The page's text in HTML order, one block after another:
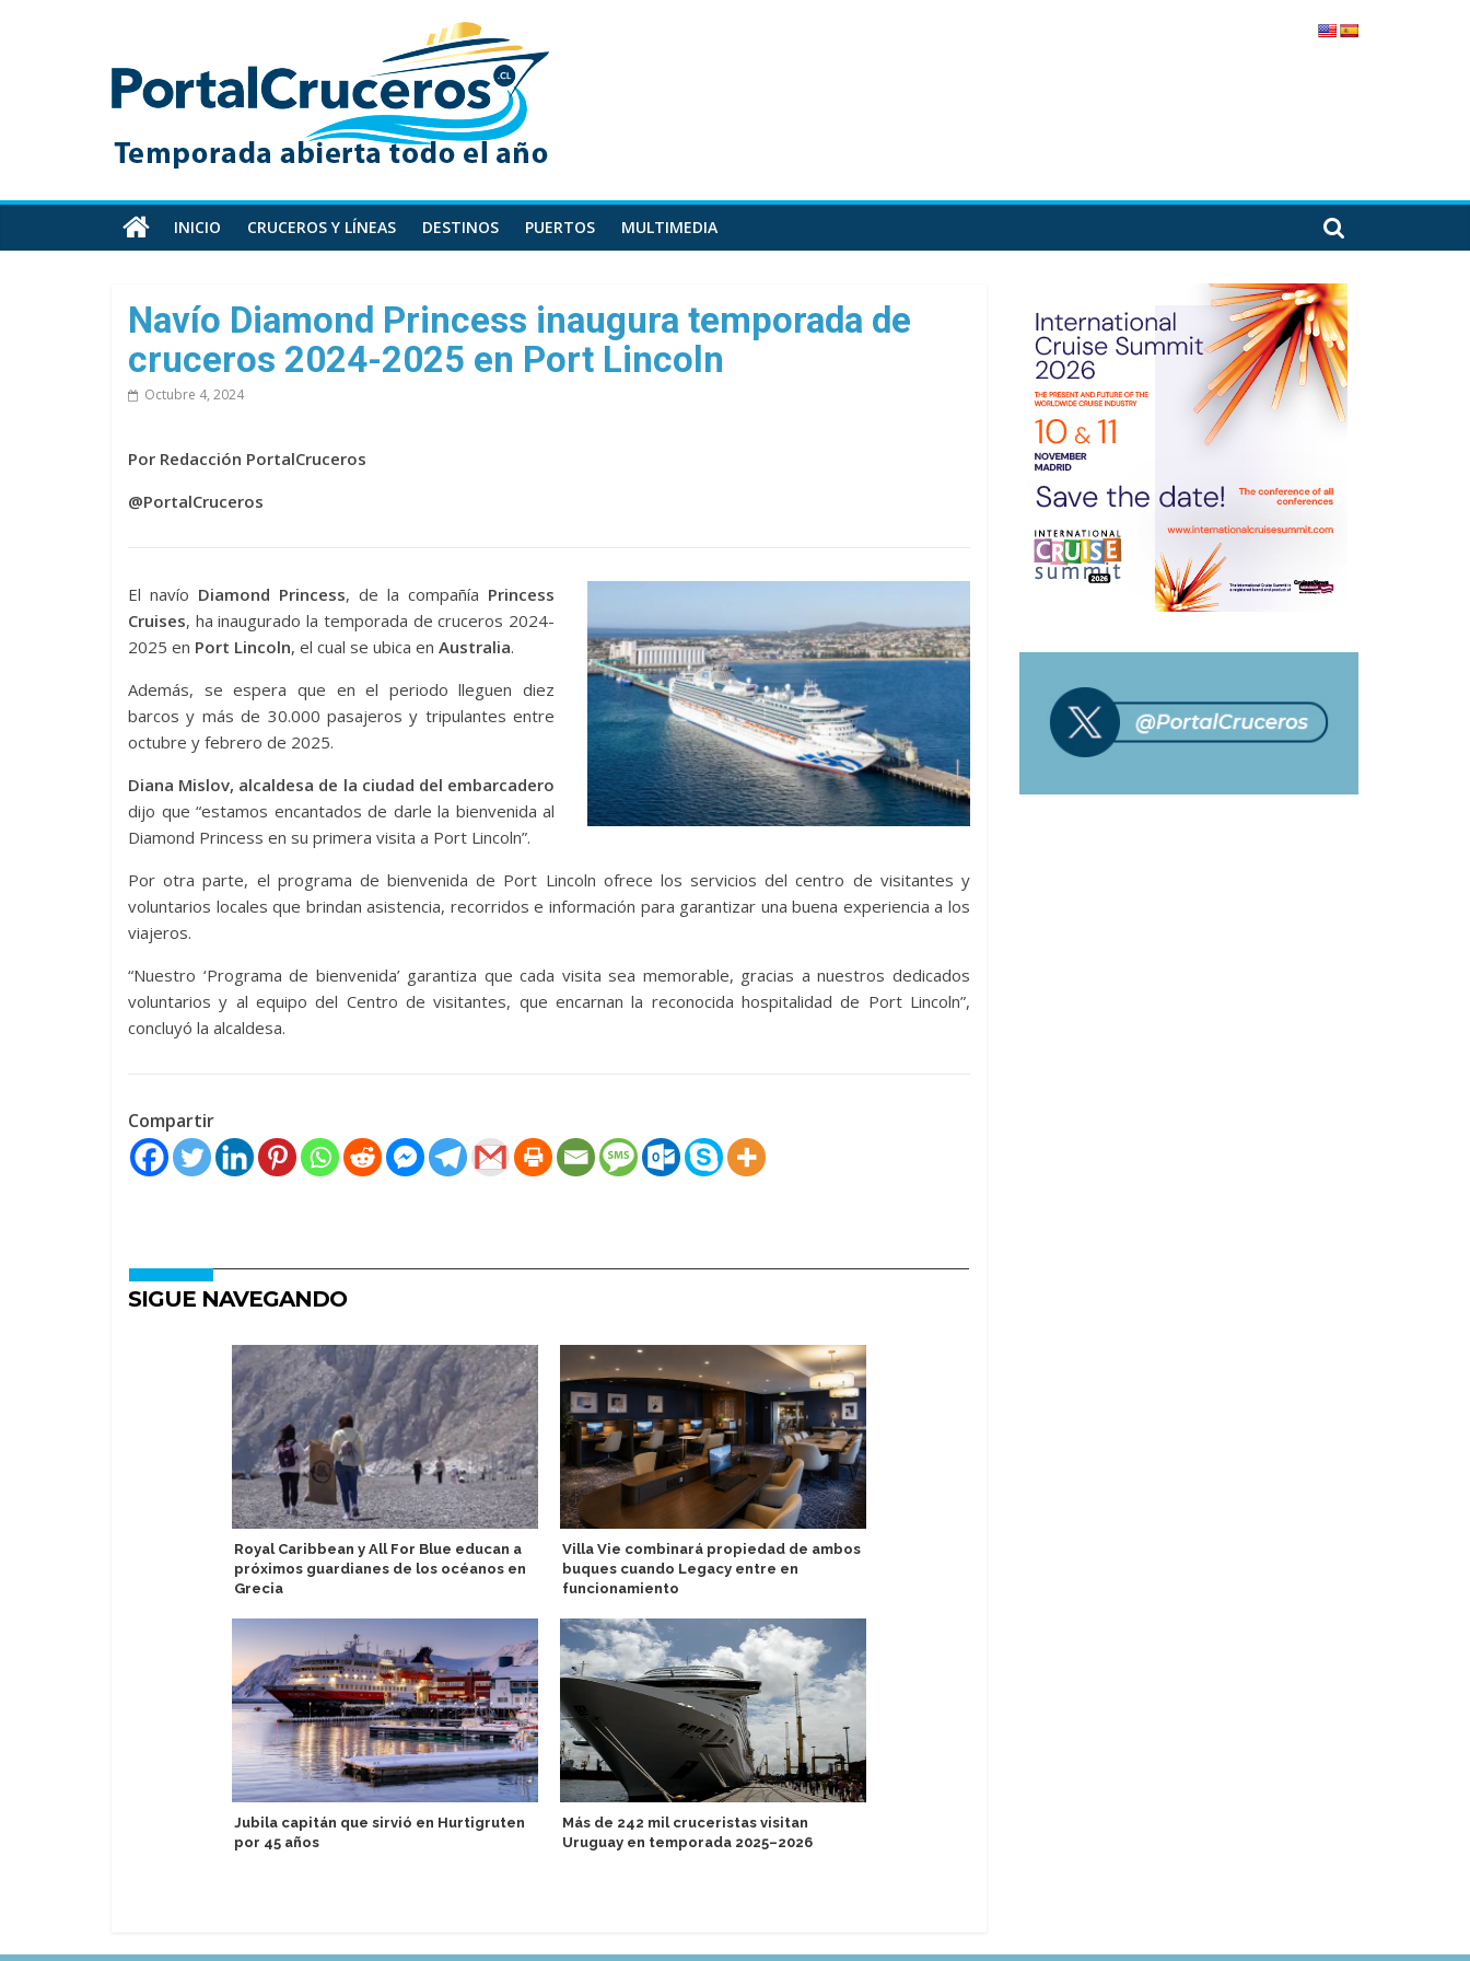
PortalCruceros
Toda
información
cruceros
en
un
sitio
INICIO CRUCEROS Y LÍNEAS DESTINOS PUERTOS MULTIMEDIA
Navío Diamond Princess inaugura temporada de
cruceros 2024-2025 en Port Lincoln
Octubre 4, 2024
Por Redacción PortalCruceros
@PortalCruceros
El navío Diamond Princess, de la compañía Princess
Cruises, ha inaugurado la temporada de cruceros 2024-
2025 en Port Lincoln, el cual se ubica en Australia.
Además, se espera que en el periodo lleguen diez
barcos y más de 30.000 pasajeros y tripulantes entre
octubre y febrero de 2025.
Diana Mislov, alcaldesa de la ciudad del embarcadero
dijo que “estamos encantados de darle la bienvenida al
Diamond Princess en su primera visita a Port Lincoln”.
Por otra parte, el programa de bienvenida de Port Lincoln ofrece los servicios del centro de visitantes y
voluntarios locales que brindan asistencia, recorridos e información para garantizar una buena experiencia a los
viajeros.
“Nuestro ‘Programa de bienvenida’ garantiza que cada visita sea memorable, gracias a nuestros dedicados
voluntarios y al equipo del Centro de visitantes, que encarnan la reconocida hospitalidad de Port Lincoln”,
concluyó la alcaldesa.
Compartir
SIGUE NAVEGANDO
Royal Caribbean y All For Blue educan a
próximos guardianes de los océanos en
Grecia
Jubila capitán que sirvió en Hurtigruten
por 45 años
Villa Vie combinará propiedad de ambos
buques cuando Legacy entre en
funcionamiento
Más de 242 mil cruceristas visitan
Uruguay en temporada 2025–2026